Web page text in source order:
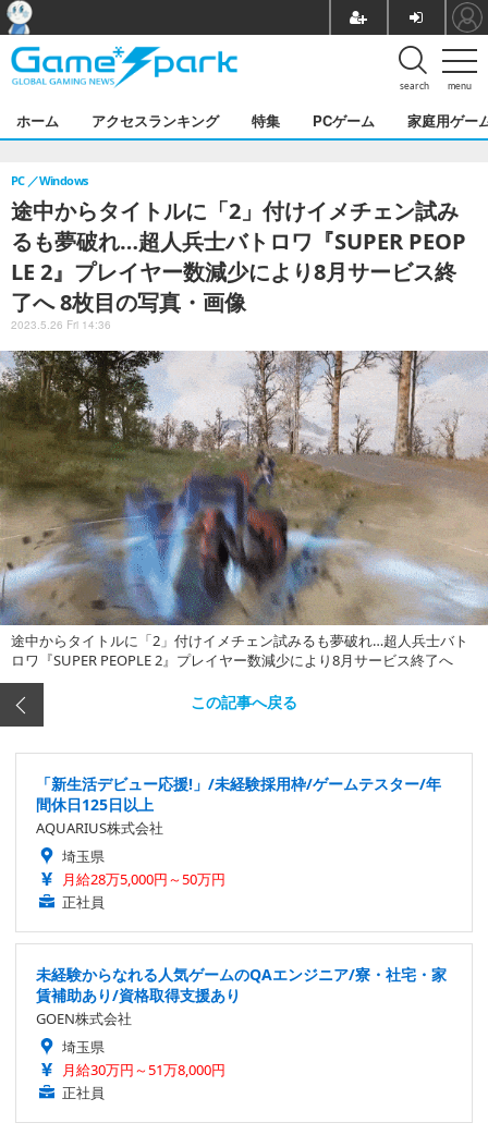
menu
search
ホーム アクセスランキング 特集 PCゲーム 家庭用ゲー
途中からタイトルに「2」付けイメチェン試み
るも夢破れ…超人兵士バトロワ『SUPER PEOP
LE 2』プレイヤー数減少により8月サービス終
了へ 8枚目の写真・画像
PC Windows
2023.5.26 Fri 14:36
途中からタイトルに「2」付けイメチェン試みるも夢破れ…超人兵士バト
ロワ『SUPER PEOPLE 2』プレイヤー数減少により8月サービス終了へ
この記事へ戻る
「新生活デビュー応援!」/未経験採用枠/ゲームテスター/年
間休日125日以上
AQUARIUS株式会社
埼玉県
月給28万5,000円～50万円
正社員
未経験からなれる人気ゲームのQAエンジニア/寮・社宅・家
賃補助あり/資格取得支援あり
GOEN株式会社
埼玉県
月給30万円～51万8,000円
正社員